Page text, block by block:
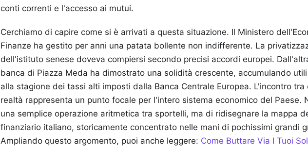
conti correnti e l'accesso ai mutui.
Cerchiamo di capire come si è arrivati a questa situazione. Il Ministero
Finanze ha gestito per anni una patata bollente non indifferente. La
dell'istituto senese doveva compiersi secondo precisi accordi europei.
banca di Piazza Meda ha dimostrato una solidità crescente, accumulando
alla stagione dei tassi alti imposti dalla Banca Centrale Europea. L'incontro tra
realtà rappresenta un punto focale per l'intero sistema economico del Paese.
una semplice operazione aritmetica tra sportelli, ma di ridisegnare la mappa
finanziario italiano, storicamente concentrato nelle mani di pochissimi grandi
Ampliando questo argomento, puoi anche leggere: Come Buttare Via I Tuoi